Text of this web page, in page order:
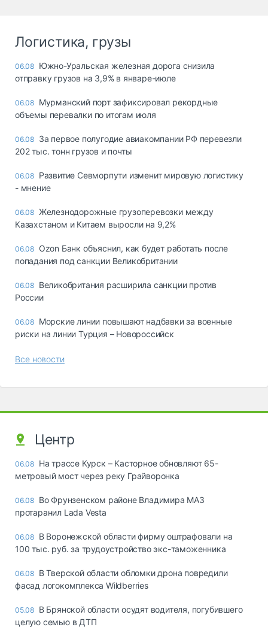
Логистика, грузы
06.08 Южно-Уральская железная дорога снизила
отправку грузов на 3,9% в январе-июле
06.08 Мурманский порт зафиксировал рекордные
объемы перевалки по итогам июля
06.08 За первое полугодие авиакомпании РФ перевезли
202 тыс. тонн грузов и почты
06.08 Развитие Севморпути изменит мировую логистику
- мнение
06.08 Железнодорожные грузоперевозки между
Казахстаном и Китаем выросли на 9,2%
06.08 Ozon Банк объяснил, как будет работать после
попадания под санкции Великобритании
06.08 Великобритания расширила санкции против
России
06.08 Морские линии повышают надбавки за военные
риски на линии Турция – Новороссийск
Все новости
Центр
06.08 На трассе Курск – Касторное обновляют 65-
метровый мост через реку Грайворонка
06.08 Во Фрунзенском районе Владимира МАЗ
протаранил Lada Vesta
06.08 В Воронежской области фирму оштрафовали на
100 тыс. руб. за трудоустройство экс-таможенника
06.08 В Тверской области обломки дрона повредили
фасад логокомплекса Wildberries
05.08 В Брянской области осудят водителя, погубившего
целую семью в ДТП